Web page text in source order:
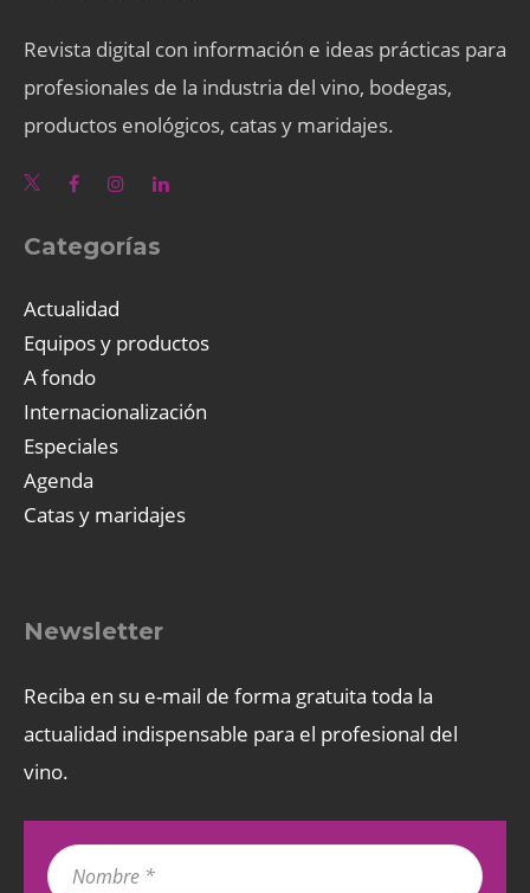
Revista digital con información e ideas prácticas para
profesionales de la industria del vino, bodegas,
productos enológicos, catas y maridajes.
Categorías
Actualidad
Equipos y productos
A fondo
Internacionalización
Especiales
Agenda
Catas y maridajes
Newsletter
Reciba en su e-mail de forma gratuita toda la
actualidad indispensable para el profesional del
vino.